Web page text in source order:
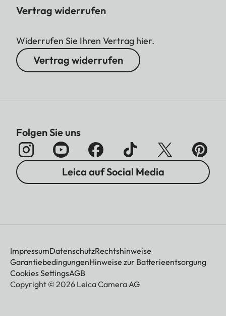
Vertrag widerrufen
Widerrufen Sie Ihren Vertrag hier.
Vertrag widerrufen
Folgen Sie uns
Leica auf Social Media
ImpressumDatenschutzRechtshinweise
GarantiebedingungenHinweise zur Batterieentsorgung
Cookies SettingsAGB
Copyright © 2026 Leica Camera AG